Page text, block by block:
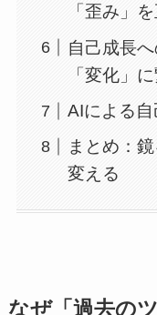
「歪み」
自己成長
「変化」
AIによる
まとめ：
変える
なぜ「過去の